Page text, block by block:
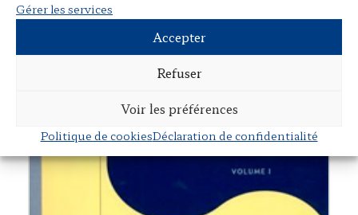
Gérer les services
Accepter
Refuser
Voir les préférences
Politique de cookiesDéclaration de confidentialité